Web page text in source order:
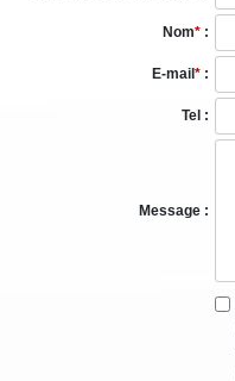
Nom* :
E-mail * :
Tel :
Message :